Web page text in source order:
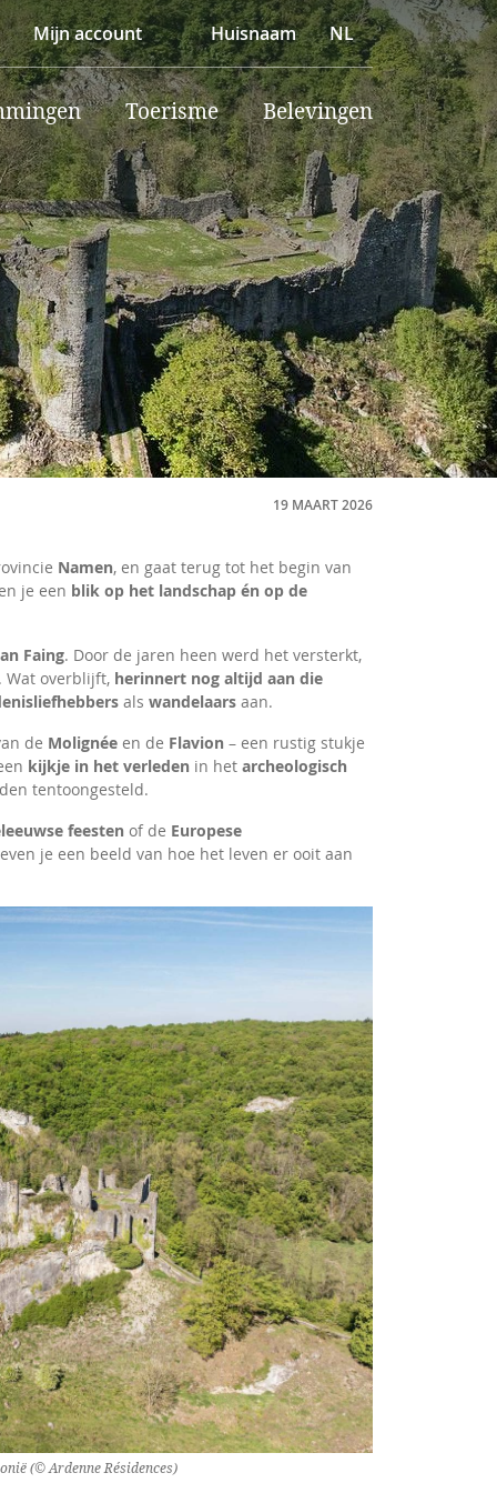
Mijn account Huisnaam NL
Toerisme Belevingen
19 MAART 2026
Namen, en gaat terug tot het begin van
je een blik op het landschap én op de
Faing. Door de jaren heen werd het versterkt,
Wat overblijft, herinnert nog altijd aan die
alswandelaars aan.
de Molignée en de Flavion – een rustig stukje
kijkje in het verleden in hetarcheologisch
tentoongesteld.
feesten of de Europese
je een beeld van hoe het leven er ooit aan
(© Ardenne Résidences)